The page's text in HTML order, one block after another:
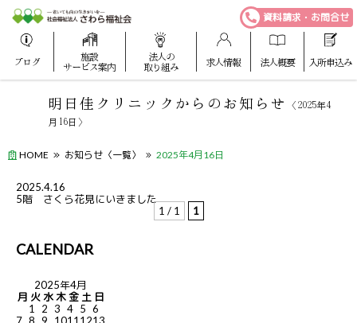
ブログ
施設
サービス案内
法人の
取り組み
求人情報 法人概要 入所申込み
資料請求・お問合せ
明日佳クリニックからのお知らせ
〈2025年4
月16日〉
HOME お知らせ〈一覧〉 2025年4月16日
2025.4.16
5階 さくら花見にいきました
1 / 1
1
CALENDAR
2025年4月
月 火 水 木 金 土 日
1
2 3 4 5 6